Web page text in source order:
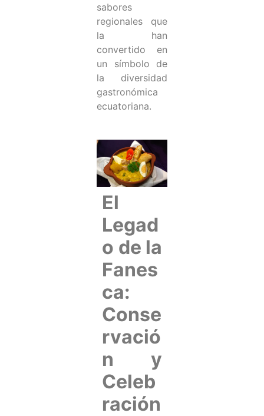
sabores
regionales que
la han
convertido en
un símbolo de
la diversidad
gastronómica
ecuatoriana.
El
Legad
o de la
Fanes
ca:
Conse
rvació
n y
Celeb
ración